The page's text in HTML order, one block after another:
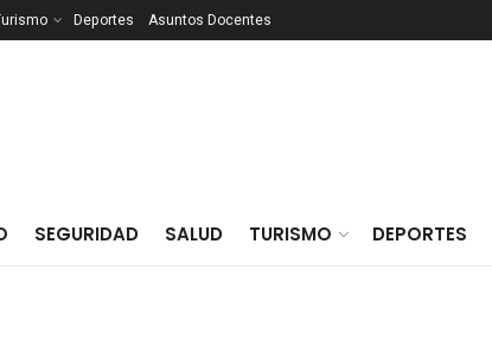
Deportes Asuntos Docentes
SEGURIDAD SALUD TURISMO DEPORTES